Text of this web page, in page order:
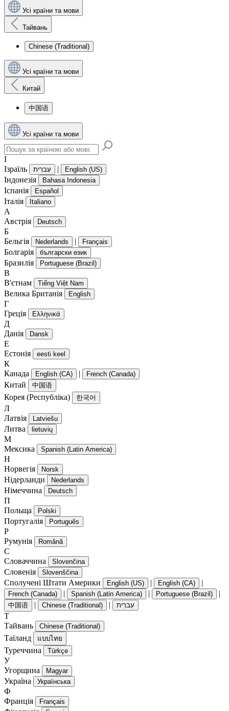
Усі країни та мови
Тайвань
Chinese (Traditional)
Усі країни та мови
Китай
中国语
Усі країни та мови
І
Ізраїль
עִברִית | English (US)
Індонезія Bahasa Indonesia
Іспанія Español
Італія Italiano
А
Австрія
Deutsch
Б
Бельгія
Nederlands | Français
Болгарія български език
Бразилія Portuguese (Brazil)
В
В'єтнам
Tiếng Việt Nam
Велика Британія English
Г
Греція
Ελληνικά
Д
Данія
Dansk
Е
Естонія
eesti keel
К
Канада
English (CA) | French (Canada)
Китай 中国语
Корея (Республіка) 한국어
Л
Латвія
Latviešu
Литва lietuvių
М
Мексика
Spanish (Latin America)
Н
Норвегія
Norsk
Нідерланди Nederlands
Німеччина Deutsch
П
Польща
Polski
Португалія Português
Р
Румунія
Română
С
Словаччина
Slovenčina
Словенія Slovenščina
Сполучені Штати Америки English (US) | English (CA) |
French (Canada) | Spanish (Latin America) | Portuguese (Brazil) |
中国语 | Chinese (Traditional) | עִברִית
Т
Тайвань
Chinese (Traditional)
Таїланд แบบไทย
Туреччина Türkçe
У
Угорщина
Magyar
Україна Українська
Ф
Франція
Français